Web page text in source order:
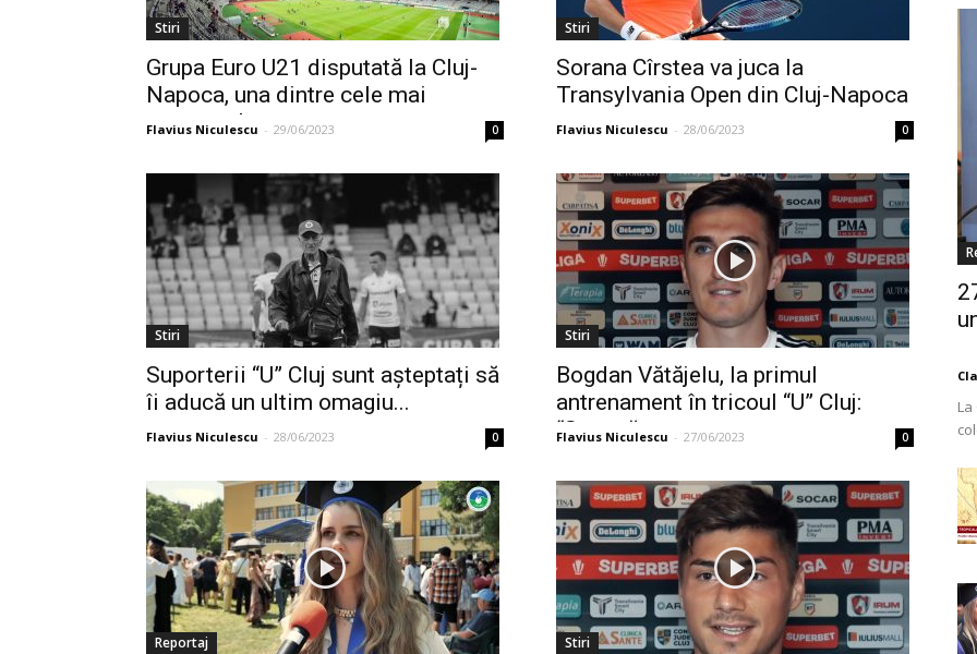
Stiri
Grupa Euro U21 disputată la Cluj-
Napoca, una dintre cele mai
spectaculoase...
Flavius Niculescu - 29/06/2023 0
Stiri
Sorana Cîrstea va juca la
Transylvania Open din Cluj-Napoca
– ce...
Flavius Niculescu - 28/06/2023 0
Stiri
Suporterii “U” Cluj sunt așteptați să
îi aducă un ultim omagiu...
Flavius Niculescu - 28/06/2023 0
Stiri
Bogdan Vătăjelu, la primul
antrenament în tricoul “U” Cluj:
“Sper să...
Flavius Niculescu - 27/06/2023 0
Reportaj Stiri